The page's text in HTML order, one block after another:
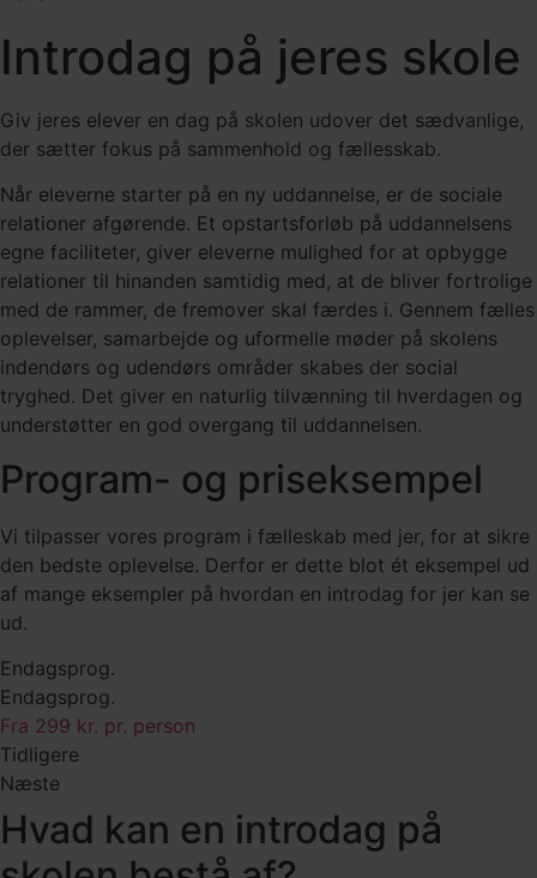
Introdag på jeres skole
Giv jeres elever en dag på skolen udover det sædvanlige,
der sætter fokus på sammenhold og fællesskab.
Når eleverne starter på en ny uddannelse, er de sociale
relationer afgørende. Et opstartsforløb på uddannelsens
egne faciliteter, giver eleverne mulighed for at opbygge
relationer til hinanden samtidig med, at de bliver fortrolige
med de rammer, de fremover skal færdes i. Gennem fælles
oplevelser, samarbejde og uformelle møder på skolens
indendørs og udendørs områder skabes der social
tryghed. Det giver en naturlig tilvænning til hverdagen og
understøtter en god overgang til uddannelsen.
Program- og priseksempel
Vi tilpasser vores program i fælleskab med jer, for at sikre
den bedste oplevelse. Derfor er dette blot ét eksempel ud
af mange eksempler på hvordan en introdag for jer kan se
ud.
Endagsprog.
Endagsprog.
Fra 299 kr. pr. person
Tidligere
Næste
Hvad kan en introdag på